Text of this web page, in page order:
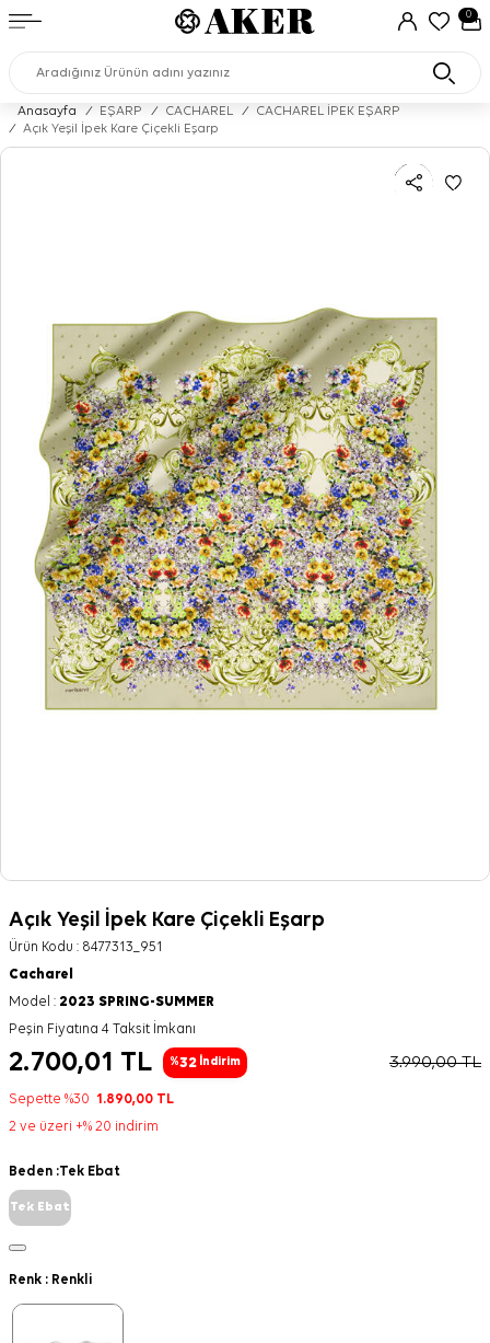
0
Anasayfa / EŞARP / CACHAREL /
CACHAREL İPEK EŞARP
/
Açık Yeşil İpek Kare Çiçekli Eşarp
Açık Yeşil İpek Kare Çiçekli Eşarp
Ürün Kodu : 8477313_951
Cacharel
Model : 2023 SPRING-SUMMER
Peşin Fiyatına 4 Taksit İmkanı
2.700,01 TL %32 İndirim 3.990,00TL
Sepette %30 1.890,00 TL
2 ve üzeri +% 20 indirim
Beden :Tek Ebat
Tek Ebat
Renk : Renkli